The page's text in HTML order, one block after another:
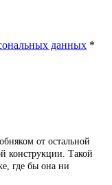
данных *
от остальной
конструкции. Такой
где бы она ни